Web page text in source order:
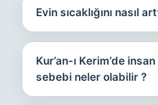
Evin sıcaklığını nasıl
Kur’an-ı Kerim’de
sebebi neler olabilir ?